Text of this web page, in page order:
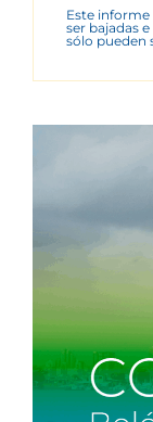
Este
ser bajadas
sólo pueden